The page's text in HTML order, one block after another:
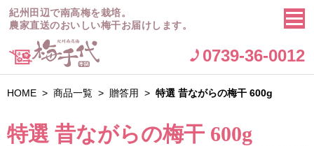
紀州田辺で南高梅を栽培。
農家直送のおいしい梅干お届けします。
0739-36-0012
HOME > 商品一覧 > 贈答用 > 特選 昔ながらの梅干 600g
特選 昔ながらの梅干 600g